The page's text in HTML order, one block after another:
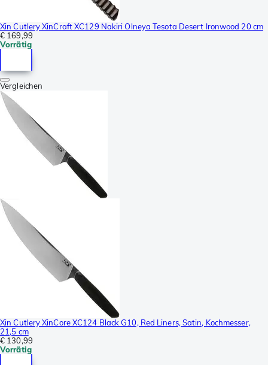
Xin Cutlery XinCraft XC129 Nakiri Olneya Tesota Desert Ironwood 20 cm
€ 169,99
Vorrätig
Vergleichen
Xin Cutlery XinCore XC124 Black G10, Red Liners, Satin, Kochmesser,
21,5 cm
€ 130,99
Vorrätig